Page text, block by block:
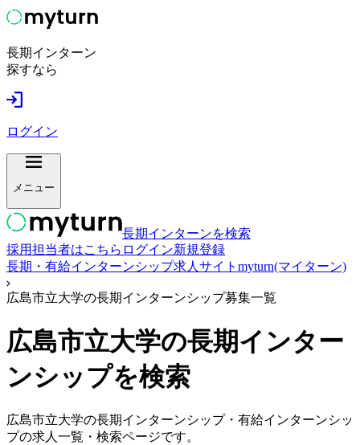
長期インターン
探すなら
ログイン
メニュー
長期インターンを検索
採用担当者はこちら ログイン新規登録
長期・有給インターンシップ求人サイトmyturn(マイターン)
広島市立大学の長期インターンシップ募集一覧
広島市立大学の長期インター
ンシップを検索
広島市立大学の長期インターンシップ・有給インターンシッ
プの求人一覧・検索ページです。